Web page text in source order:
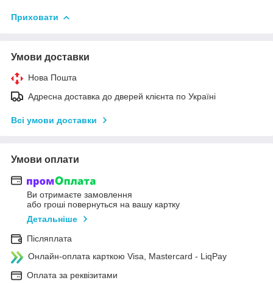
Приховати
Умови доставки
Нова Пошта
Адресна доставка до дверей клієнта по Україні
Всі умови доставки
Умови оплати
Ви отримаєте замовлення
або гроші повернуться на вашу картку
Детальніше
Післяплата
Онлайн-оплата карткою Visa, Mastercard - LiqPay
Оплата за реквізитами